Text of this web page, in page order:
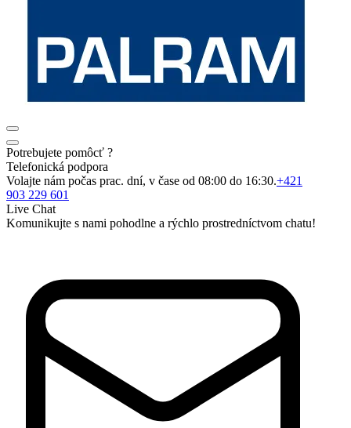
Potrebujete pomôcť ?
Telefonická podpora
Volajte nám počas prac. dní, v čase od 08:00 do 16:30.+421
903 229 601
Live Chat
Komunikujte s nami pohodlne a rýchlo prostredníctvom chatu!